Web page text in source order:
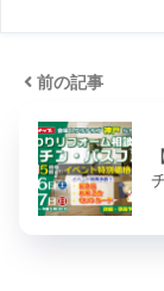
前の記事